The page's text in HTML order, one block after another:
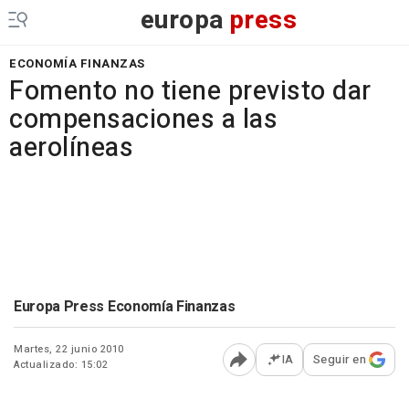
europa press
ECONOMÍA FINANZAS
Fomento no tiene previsto dar
compensaciones a las
aerolíneas
Europa Press Economía Finanzas
Martes, 22 junio 2010
Actualizado: 15:02
Abrir opciones para
IA Seguir en